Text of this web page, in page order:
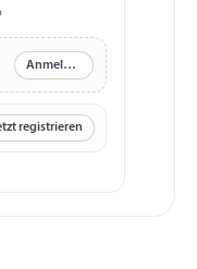
verzinkt
Anmelden
registrieren